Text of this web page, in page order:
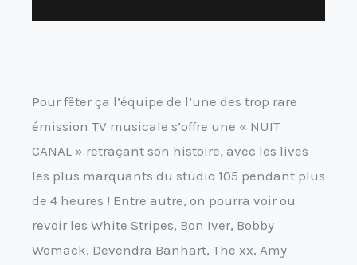
Pour fêter ça l’équipe de l’une des trop rare
émission TV musicale s’offre une « NUIT
CANAL » retraçant son histoire, avec les lives
les plus marquants du studio 105 pendant plus
de 4 heures ! Entre autre, on pourra voir ou
revoir les White Stripes, Bon Iver, Bobby
Womack, Devendra Banhart, The xx, Amy